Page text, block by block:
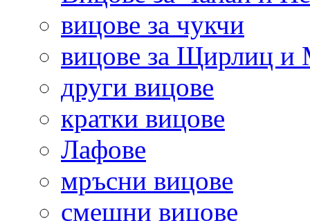
вицове за чукчи
вицове за Щирлиц
други вицове
кратки вицове
Лафове
мръсни вицове
смешни вицове